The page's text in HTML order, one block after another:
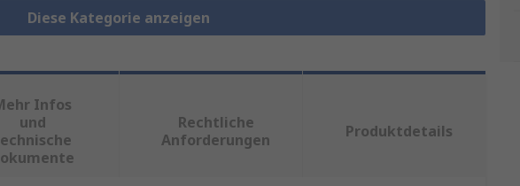
Diese Kategorie anzeigen
Infos
und
Rechtliche
Anforderungen
Produktdetails